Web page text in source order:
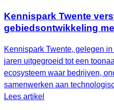
Kennispark Twente
gebiedsontwikkeling
Kennispark Twente, gelegen
jaren uitgegroeid tot een
ecosysteem waar bedrijven,
samenwerken aan
Lees artikel